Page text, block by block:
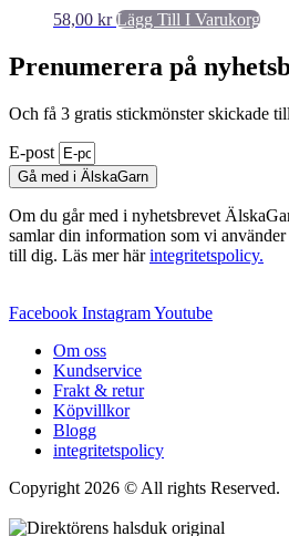
58,00 kr Lägg Till I Varukorg
Prenumerera på
Och få 3 gratis stickmönster skickade
E-post
Gå med i ÄlskaGarn
Om du går med i nyhetsbrevet
samlar din information som vi
till dig. Läs mer härintegritetspolicy.
Facebook InstagramYoutube
Om oss
Kundservice
Frakt & retur
Köpvillkor
Blogg
integritetspolicy
Copyright 2026 © All rights Reserved.